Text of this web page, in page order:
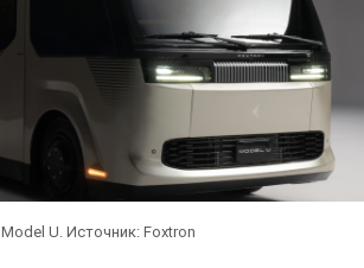
Model U. Источник: Foxtron